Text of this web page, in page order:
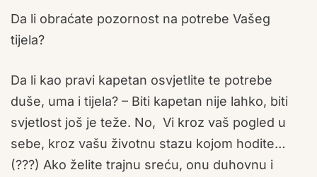
Da li obraćate pozornost na potrebe Vašeg
tijela?
Da li kao pravi kapetan osvjetlite te potrebe
duše, uma i tijela? – Biti kapetan nije lahko, biti
svjetlost još je teže. No, Vi kroz vaš pogled u
sebe, kroz vašu životnu stazu kojom hodite…
(???) Ako želite trajnu sreću, onu duhovnu i